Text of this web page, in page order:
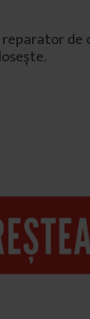
de